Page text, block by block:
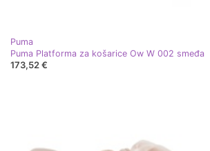
Puma
Puma Platforma za košarice Ow W 002 smeđa
173,52 €